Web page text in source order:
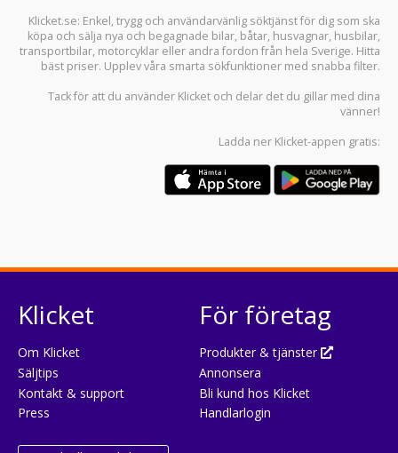
Klicket.se: Enkel, trygg och användarvänlig söktjänst för dig som ska
köpa och sälja nya och begagnade bilar, båtar, husvagnar, husbilar,
transportbilar, motorcyklar eller andra fordon från hela Sverige. Hitta
bäst priser. Upplev våra smarta sökfunktioner med snabba filter.
Tack för att du använder Klicket och delar det du gillar med dina
vänner!
Ladda ner Klicket-appen gratis:
Klicket
Om Klicket
Säljtips
Kontakt & support
Press
För företag
Produkter & tjänster
Annonsera
Bli kund hos Klicket
Handlarlogin